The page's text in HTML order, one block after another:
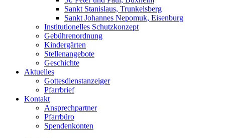
Sankt Stanislaus, Trunkelsberg
Sankt Johannes Nepomuk, Eisenburg
Institutionelles Schutzkonzept
Gebührenordnung
Kindergärten
Stellenangebote
Geschichte
Aktuelles
Gottesdienstanzeiger
Pfarrbrief
Kontakt
Ansprechpartner
Pfarrbüro
Spendenkonten